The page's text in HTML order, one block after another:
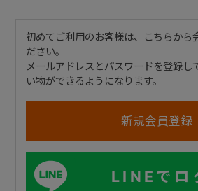
初めてご利用のお客様は、こちらから
ださい。
メールアドレスとパスワードを登録し
い物ができるようになります。
LINEでロ